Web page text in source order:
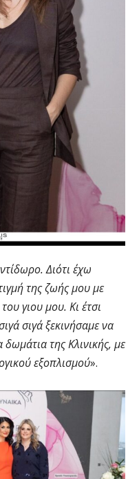
Διότι έχω
της ζωής μου με
γιου μου. Κι έτσι
σιγά ξεκινήσαμε να
της Κλινικής, με
εξοπλισμού».